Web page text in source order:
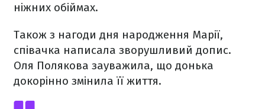
ніжних обіймах.
Також з нагоди дня народження Марії,
співачка написала зворушливий допис.
Оля Полякова зауважила, що донька
докорінно змінила її життя.